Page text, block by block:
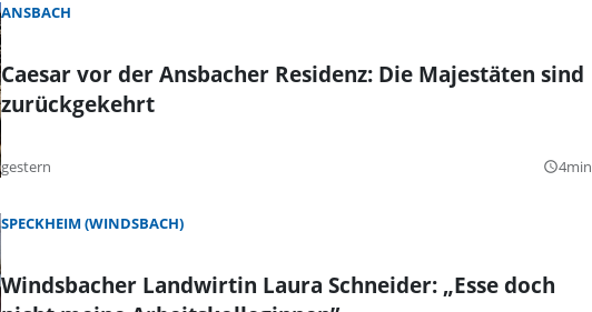
ANSBACH
Caesar vor der Ansbacher Residenz: Die Majestäten sind
zurückgekehrt
gestern query_builder4min
SPECKHEIM (WINDSBACH)
Windsbacher Landwirtin Laura Schneider: „Esse doch